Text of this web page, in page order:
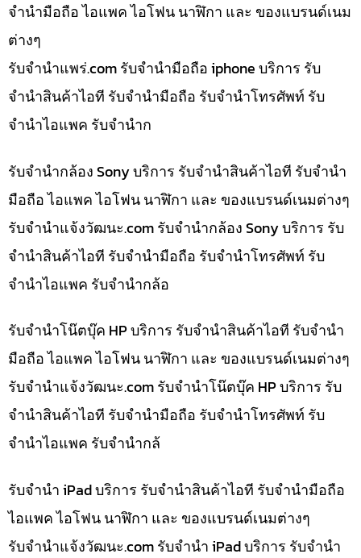
จำนำมือถือ ไอแพค ไอโฟน นาฬิกา และ ของแบรนด์เนม
ต่างๆ
รับจํานําแพร่.com รับจำนำมือถือ iphone บริการ รับ
จำนำสินค้าไอที รับจำนำมือถือ รับจำนำโทรศัพท์ รับ
จำนำไอแพค รับจำนำก
รับจำนำกล้อง Sony บริการ รับจำนำสินค้าไอที รับจำนำ
มือถือ ไอแพค ไอโฟน นาฬิกา และ ของแบรนด์เนมต่างๆ
รับจํานําแจ้งวัฒนะ.com รับจำนำกล้อง Sony บริการ รับ
จำนำสินค้าไอที รับจำนำมือถือ รับจำนำโทรศัพท์ รับ
จำนำไอแพค รับจำนำกล้อ
รับจำนำโน๊ตบุ๊ค HP บริการ รับจำนำสินค้าไอที รับจำนำ
มือถือ ไอแพค ไอโฟน นาฬิกา และ ของแบรนด์เนมต่างๆ
รับจํานําแจ้งวัฒนะ.com รับจำนำโน๊ตบุ๊ค HP บริการ รับ
จำนำสินค้าไอที รับจำนำมือถือ รับจำนำโทรศัพท์ รับ
จำนำไอแพค รับจำนำกล้
รับจำนำ iPad บริการ รับจำนำสินค้าไอที รับจำนำมือถือ
ไอแพค ไอโฟน นาฬิกา และ ของแบรนด์เนมต่างๆ
รับจํานําแจ้งวัฒนะ.com รับจำนำ iPad บริการ รับจำนำ